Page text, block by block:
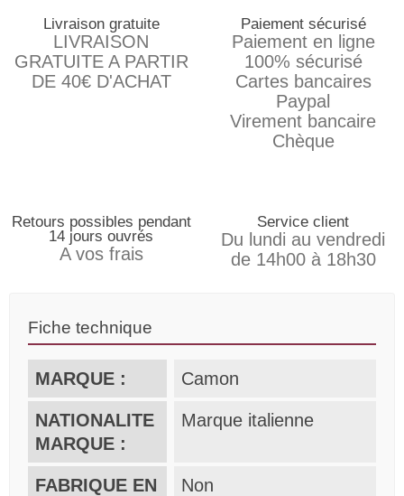
Livraison gratuite
LIVRAISON
GRATUITE A PARTIR
DE 40€ D'ACHAT
Paiement sécurisé
Paiement en ligne
100% sécurisé
Cartes bancaires
Paypal
Virement bancaire
Chèque
Retours possibles pendant
14 jours ouvrés
A vos frais
Service client
Du lundi au vendredi
de 14h00 à 18h30
Fiche technique
MARQUE : Camon
NATIONALITE
MARQUE :
Marque italienne
FABRIQUE EN
Non